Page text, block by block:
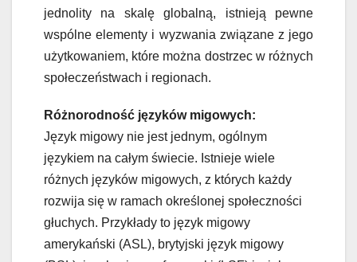
jednolity na skalę globalną, istnieją pewne
wspólne elementy i wyzwania związane z jego
użytkowaniem, które można dostrzec w różnych
społeczeństwach i regionach.
Różnorodność języków migowych:
Język migowy nie jest jednym, ogólnym
językiem na całym świecie. Istnieje wiele
różnych języków migowych, z których każdy
rozwija się w ramach określonej społeczności
głuchych. Przykłady to język migowy
amerykański (ASL), brytyjski język migowy